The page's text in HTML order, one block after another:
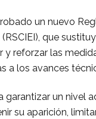
un nuevo
que
y reforzar las
a los avances
garantizar un nivel
su aparición,